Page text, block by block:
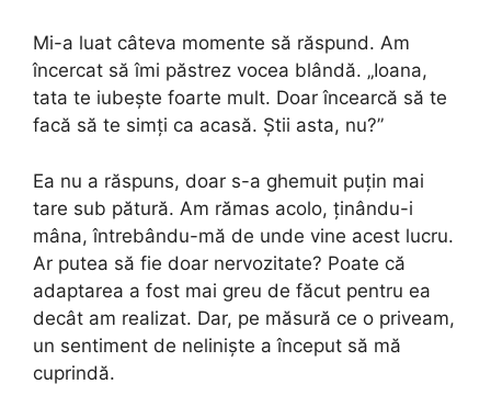
Mi-a luat câteva momente să răspund. Am
încercat să îmi păstrez vocea blândă. „Ioana,
tata te iubește foarte mult. Doar încearcă să te
facă să te simți ca acasă. Știi asta, nu?”
Ea nu a răspuns, doar s-a ghemuit puțin mai
tare sub pătură. Am rămas acolo, ținându-i
mâna, întrebându-mă de unde vine acest lucru.
Ar putea să fie doar nervozitate? Poate că
adaptarea a fost mai greu de făcut pentru ea
decât am realizat. Dar, pe măsură ce o priveam,
un sentiment de neliniște a început să mă
cuprindă.